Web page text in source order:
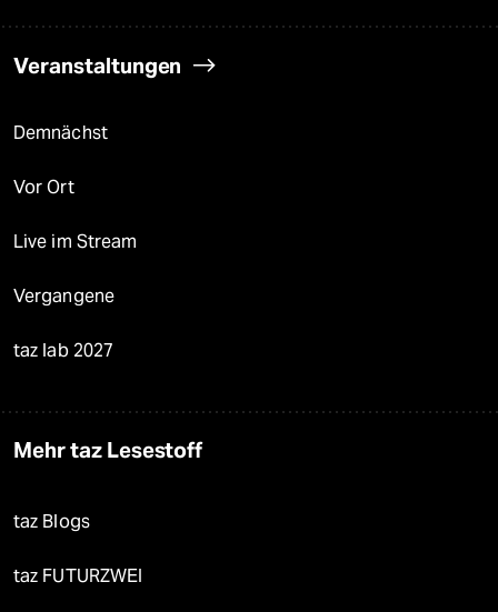
Veranstaltungen
Demnächst
Vor Ort
Live im Stream
Vergangene
taz lab 2027
Mehr taz Lesestoff
taz Blogs
taz FUTURZWEI